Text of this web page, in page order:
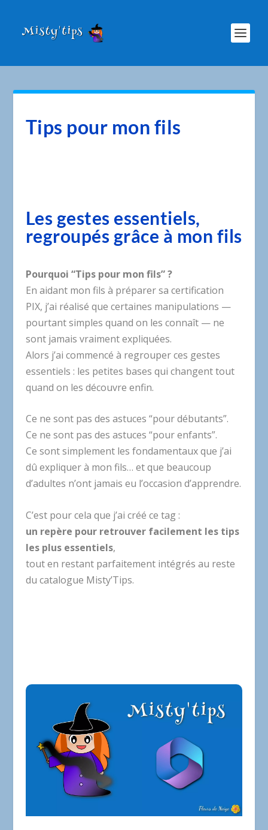
Tips pour mon fils
Les gestes essentiels,
regroupés grâce à mon fils
Pourquoi “Tips pour mon fils” ?
En aidant mon fils à préparer sa certification
PIX, j’ai réalisé que certaines manipulations —
pourtant simples quand on les connaît — ne
sont jamais vraiment expliquées.
Alors j’ai commencé à regrouper ces gestes
essentiels : les petites bases qui changent tout
quand on les découvre enfin.
Ce ne sont pas des astuces “pour débutants”.
Ce ne sont pas des astuces “pour enfants”.
Ce sont simplement les fondamentaux que j’ai
dû expliquer à mon fils… et que beaucoup
d’adultes n’ont jamais eu l’occasion d’apprendre.
C’est pour cela que j’ai créé ce tag :
un repère pour retrouver facilement les tips
les plus essentiels,
tout en restant parfaitement intégrés au reste
du catalogue Misty’Tips.